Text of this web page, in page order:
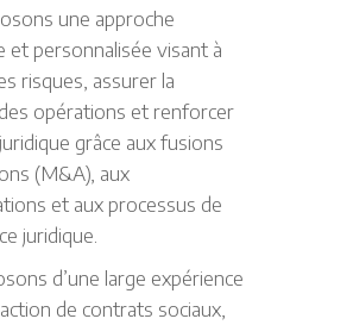
une approche
et personnalisée visant à
risques, assurer la
opérations et renforcer
grâce aux fusions
(M&A), aux
et aux processus de
juridique.
d’une large expérience
de contrats sociaux,